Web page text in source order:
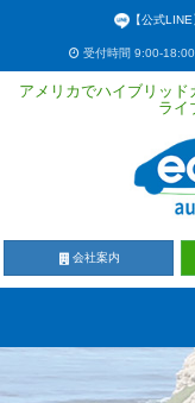
【公式
受付時間 9:00-18:00
アメリカでハイブリッ
ライ
会社案内